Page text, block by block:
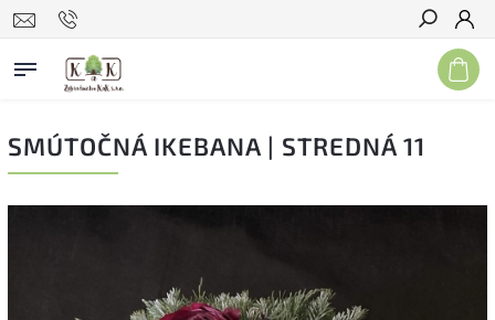
Hľadať
SMÚTOČNÁ IKEBANA | STREDNÁ 11